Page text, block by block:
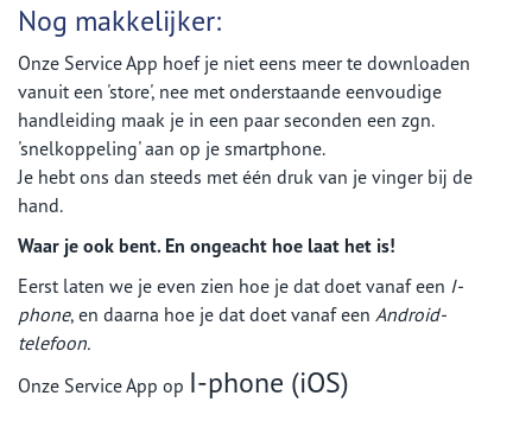
Nog makkelijker:
Onze Service App hoef je niet eens meer te downloaden
vanuit een 'store', nee met onderstaande eenvoudige
handleiding maak je in een paar seconden een zgn.
'snelkoppeling' aan op je smartphone.
Je hebt ons dan steeds met één druk van je vinger bij de
hand.
Waar je ook bent. En ongeacht hoe laat het is!
Eerst laten we je even zien hoe je dat doet vanaf een I-
phone, en daarna hoe je dat doet vanaf een Android-
telefoon.
Onze Service App op I-phone (iOS)